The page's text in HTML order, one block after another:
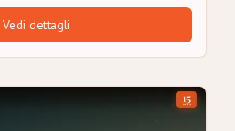
Vedi dettagli